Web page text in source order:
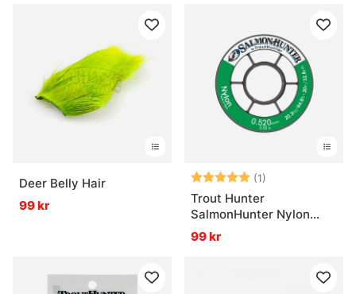
Deer Belly Hair
99 kr
Betyg: (1)
Trout Hunter
SalmonHunter Nylon
Tafsmaterial
99 kr